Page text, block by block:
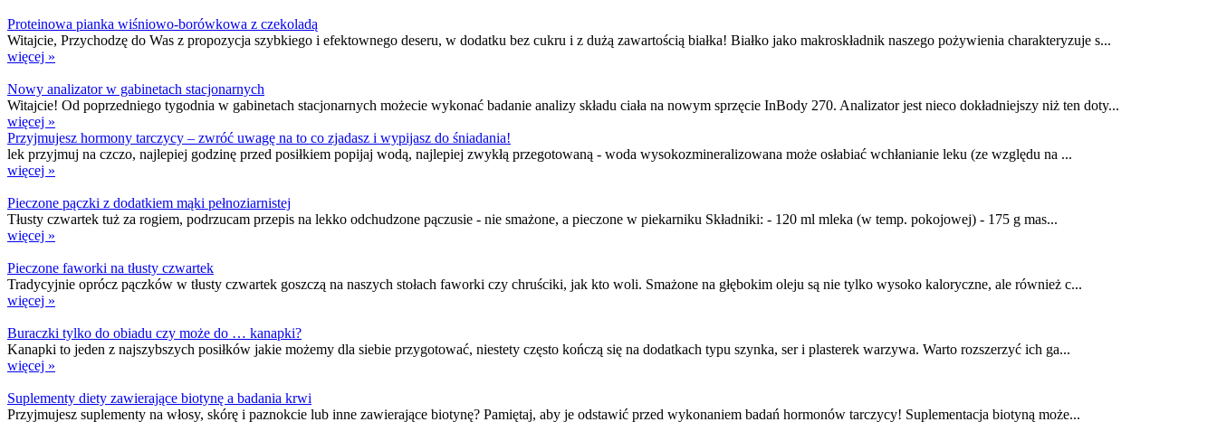
Proteinowa pianka wiśniowo-borówkowa z czekoladą
Witajcie, Przychodzę do Was z propozycja szybkiego i efektownego deseru, w dodatku bez cukru i z dużą zawartością białka! Białko jako makroskładnik naszego pożywienia charakteryzuje s...
więcej »
Nowy analizator w gabinetach stacjonarnych
Witajcie! Od poprzedniego tygodnia w gabinetach stacjonarnych możecie wykonać badanie analizy składu ciała na nowym sprzęcie InBody 270. Analizator jest nieco dokładniejszy niż ten doty...
więcej »
Przyjmujesz hormony tarczycy – zwróć uwagę na to co zjadasz i wypijasz do śniadania!
lek przyjmuj na czczo, najlepiej godzinę przed posiłkiem popijaj wodą, najlepiej zwykłą przegotowaną - woda wysokozmineralizowana może osłabiać wchłanianie leku (ze względu na ...
więcej »
Pieczone pączki z dodatkiem mąki pełnoziarnistej
Tłusty czwartek tuż za rogiem, podrzucam przepis na lekko odchudzone pączusie - nie smażone, a pieczone w piekarniku Składniki: - 120 ml mleka (w temp. pokojowej) - 175 g mas...
więcej »
Pieczone faworki na tłusty czwartek
Tradycyjnie oprócz pączków w tłusty czwartek goszczą na naszych stołach faworki czy chruściki, jak kto woli. Smażone na głębokim oleju są nie tylko wysoko kaloryczne, ale również c...
więcej »
Buraczki tylko do obiadu czy może do … kanapki?
Kanapki to jeden z najszybszych posiłków jakie możemy dla siebie przygotować, niestety często kończą się na dodatkach typu szynka, ser i plasterek warzywa. Warto rozszerzyć ich ga...
więcej »
Suplementy diety zawierające biotynę a badania krwi
Przyjmujesz suplementy na włosy, skórę i paznokcie lub inne zawierające biotynę? Pamiętaj, aby je odstawić przed wykonaniem badań hormonów tarczycy! Suplementacja biotyną może...